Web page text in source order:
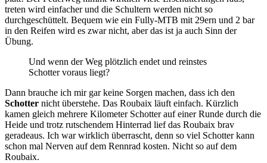
treten wird einfacher und die Schultern werden nicht so
durchgeschüttelt. Bequem wie ein Fully-MTB mit 29ern und 2 bar
in den Reifen wird es zwar nicht, aber das ist ja auch Sinn der
Übung.
Und wenn der Weg plötzlich endet und reinstes
Schotter voraus liegt?
Dann brauche ich mir gar keine Sorgen machen, dass ich den
Schotter nicht überstehe. Das Roubaix läuft einfach. Kürzlich
kamen gleich mehrere Kilometer Schotter auf einer Runde durch die
Heide und trotz rutschendem Hinterrad lief das Roubaix brav
geradeaus. Ich war wirklich überrascht, denn so viel Schotter kann
schon mal Nerven auf dem Rennrad kosten. Nicht so auf dem
Roubaix.